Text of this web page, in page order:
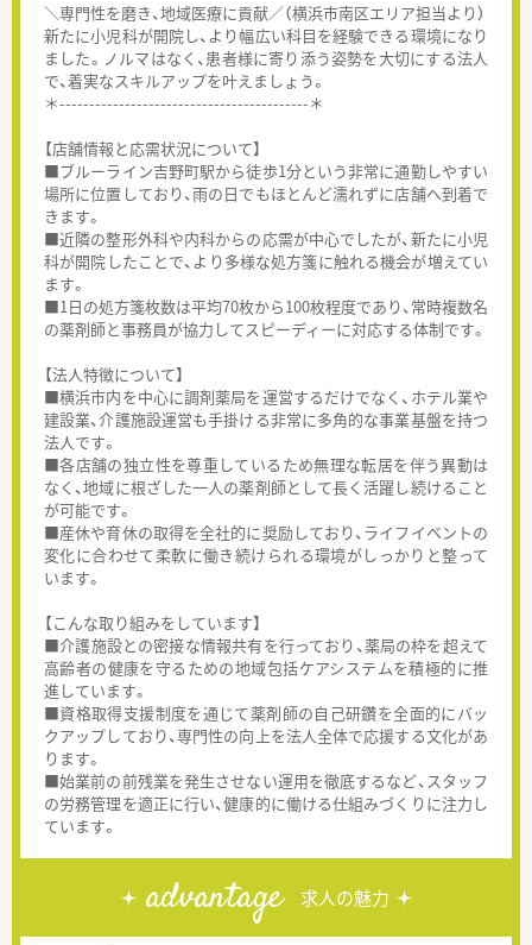
＼専門性を磨き、地域医療に貢献／（横浜市南区エリア担当より）
新たに小児科が開院し、より幅広い科目を経験できる環境になり
ました。ノルマはなく、患者様に寄り添う姿勢を大切にする法人
で、着実なスキルアップを叶えましょう。
＊------------------------------------------＊
【店舗情報と応需状況について】
■ブルーライン吉野町駅から徒歩1分という非常に通勤しやすい
場所に位置しており、雨の日でもほとんど濡れずに店舗へ到着で
きます。
■近隣の整形外科や内科からの応需が中心でしたが、新たに小児
科が開院したことで、より多様な処方箋に触れる機会が増えてい
ます。
■1日の処方箋枚数は平均70枚から100枚程度であり、常時複数名
の薬剤師と事務員が協力してスピーディーに対応する体制です。
【法人特徴について】
■横浜市内を中心に調剤薬局を運営するだけでなく、ホテル業や
建設業、介護施設運営も手掛ける非常に多角的な事業基盤を持つ
法人です。
■各店舗の独立性を尊重しているため無理な転居を伴う異動は
なく、地域に根ざした一人の薬剤師として長く活躍し続けること
が可能です。
■産休や育休の取得を全社的に奨励しており、ライフイベントの
変化に合わせて柔軟に働き続けられる環境がしっかりと整って
います。
【こんな取り組みをしています】
■介護施設との密接な情報共有を行っており、薬局の枠を超えて
高齢者の健康を守るための地域包括ケアシステムを積極的に推
進しています。
■資格取得支援制度を通じて薬剤師の自己研鑽を全面的にバッ
クアップしており、専門性の向上を法人全体で応援する文化があ
ります。
■始業前の前残業を発生させない運用を徹底するなど、スタッフ
の労務管理を適正に行い、健康的に働ける仕組みづくりに注力し
ています。
advantage 求人の魅力